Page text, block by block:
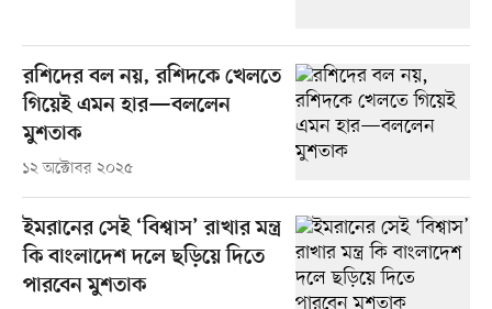
রশিদের বল নয়, রশিদকে খেলতে
গিয়েই এমন হার—বললেন
মুশতাক
১২ অক্টোবর ২০২৫
ইমরানের সেই ‘বিশ্বাস’ রাখার মন্ত্র
কি বাংলাদেশ দলে ছড়িয়ে দিতে
পারবেন মুশতাক